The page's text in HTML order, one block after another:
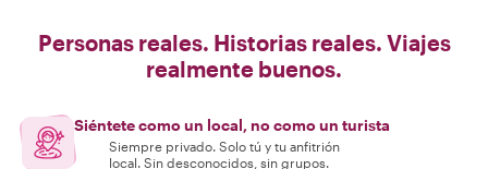
Personas reales. Historias reales. Viajes
realmente buenos.
Siéntete como un local, no como un turista
Siempre privado. Solo tú y tu anfitrión
local. Sin desconocidos, sin grupos.